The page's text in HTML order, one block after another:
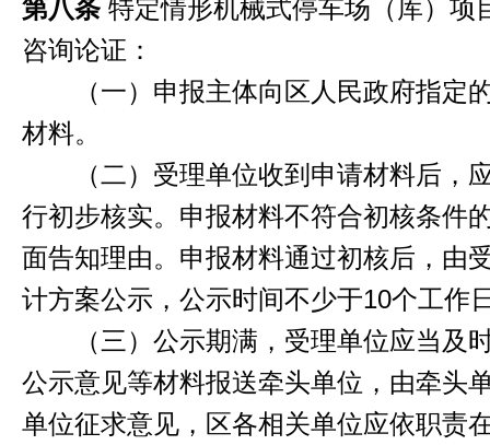
第八条 特定情形机械式停车场（库）项
咨询论证：
（一）申报主体向区人民政府指定
材料。
（二）受理单位收到申请材料后，
行初步核实。申报材料不符合初核条件
面告知理由。申报材料通过初核后，由
计方案公示，公示时间不少于10个工作
（三）公示期满，受理单位应当及
公示意见等材料报送牵头单位，由牵头
单位征求意见，区各相关单位应依职责